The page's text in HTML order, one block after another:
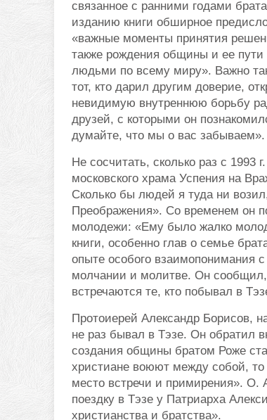
связанное с ранними годами
изданию книги обширное
«важные моменты принятия
также рождения общины и ее
людьми по всему миру». Важно
тот, кто дарил другим доверие,
невидимую внутреннюю борьбу
друзей, с которыми он
думайте, что мы о вас забываем».
Не сосчитать, сколько раз с
московского храма Успения на
Сколько бы людей я туда ни
Преображения». Со временем он
молодежи: «Ему было жалко
книги, особенно глав о семье
опыте особого взаимопонимания
молчании и молитве. Он
встречаются те, кто побывал в
Протоиерей Александр Борисов,
не раз бывал в Тэзе. Он обратил
создания общины братом Роже
христиане воюют между собой, то
место встречи и примирения». О.
поездку в Тэзе у Патриарха
христианства и братства».